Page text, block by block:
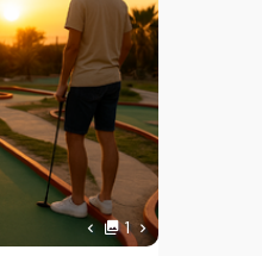
Vorige foto
1 Foto
Volgende foto